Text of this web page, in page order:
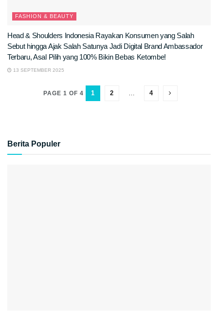
FASHION & BEAUTY
Head & Shoulders Indonesia Rayakan Konsumen yang Salah
Sebut hingga Ajak Salah Satunya Jadi Digital Brand Ambassador
Terbaru, Asal Pilih yang 100% Bikin Bebas Ketombe!
13 SEPTEMBER 2025
PAGE 1 OF 4 1 2 … 4
Berita Populer